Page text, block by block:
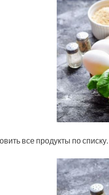
все продукты по списку.